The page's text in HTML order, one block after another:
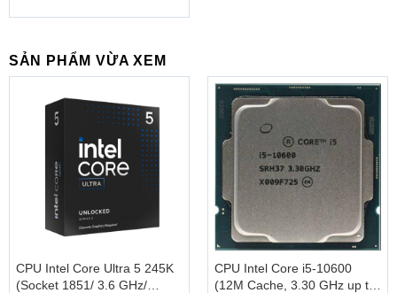
SẢN PHẨM VỪA XEM
CPU Intel Core Ultra 5 245K
(Socket 1851/ 3.6 GHz/
CPU Intel Core i5-10600
(12M Cache, 3.30 GHz up to